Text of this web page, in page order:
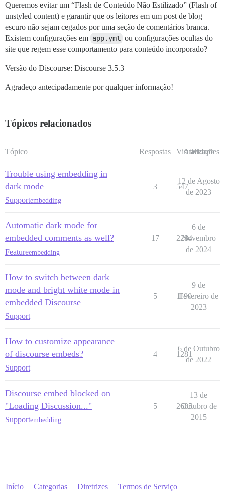
Queremos evitar um “Flash de Conteúdo Não Estilizado” (Flash of
unstyled content) e garantir que os leitores em um post de blog
escuro não sejam cegados por uma seção de comentários branca.
Existem configurações em app.yml ou configurações ocultas do
site que regem esse comportamento para conteúdo incorporado?
Versão do Discourse: Discourse 3.5.3
Agradeço antecipadamente por qualquer informação!
Tópicos relacionados
Tópico Respostas Visualizações
Atividade
Trouble using embedding in
dark mode
Supportembedding
3 547
12 de Agosto
de 2023
Automatic dark mode for
embedded comments as well?
Featureembedding
17 2284
6 de
Novembro
de 2024
How to switch between dark
mode and bright white mode in
embedded Discourse
Support
5 1190
9 de
Fevereiro de
2023
How to customize appearance
of discourse embeds?
Support
4 1281
6 de Outubro
de 2022
Discourse embed blocked on
"Loading Discussion..."
Supportembedding
5 2635
13 de
Outubro de
2015
Início Categorias Diretrizes Termos de Serviço